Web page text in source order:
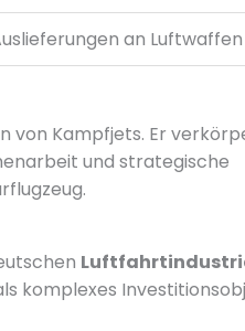
an Luftwaffen
von Kampfjets. Er
und strategische
komplexes